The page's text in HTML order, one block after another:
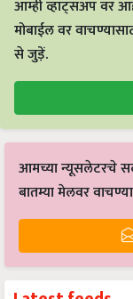
मोबाईल वर
से जुड़ें.
बातम्या मेलवर